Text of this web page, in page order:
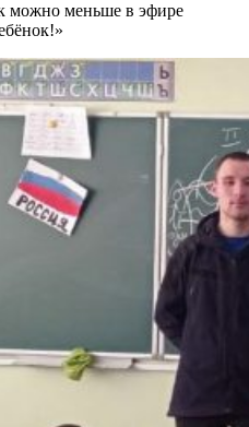
можно меньше в эфире